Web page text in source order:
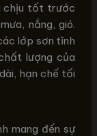
chịu tốt trước
nắng, gió.
lớp sơn tĩnh
lượng của
hạn chế tối
mang đến sự